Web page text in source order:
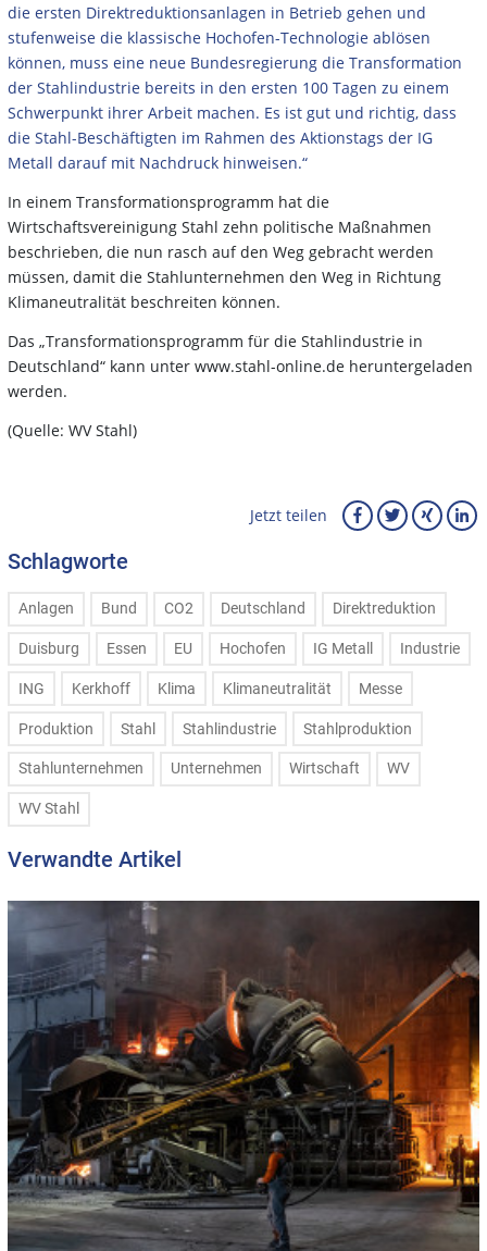
die ersten Direktreduktionsanlagen in Betrieb gehen und
stufenweise die klassische Hochofen-Technologie ablösen
können, muss eine neue Bundesregierung die Transformation
der Stahlindustrie bereits in den ersten 100 Tagen zu einem
Schwerpunkt ihrer Arbeit machen. Es ist gut und richtig, dass
die Stahl-Beschäftigten im Rahmen des Aktionstags der IG
Metall darauf mit Nachdruck hinweisen.“
In einem Transformationsprogramm hat die
Wirtschaftsvereinigung Stahl zehn politische Maßnahmen
beschrieben, die nun rasch auf den Weg gebracht werden
müssen, damit die Stahlunternehmen den Weg in Richtung
Klimaneutralität beschreiten können.
Das „Transformationsprogramm für die Stahlindustrie in
Deutschland“ kann unter www.stahl-online.de heruntergeladen
werden.
(Quelle: WV Stahl)
Jetzt teilen
Schlagworte
Anlagen Bund CO2 Deutschland Direktreduktion
Duisburg Essen EU Hochofen IG Metall Industrie
ING Kerkhoff Klima Klimaneutralität Messe
Produktion Stahl Stahlindustrie Stahlproduktion
Stahlunternehmen Unternehmen Wirtschaft WV
WV Stahl
Verwandte Artikel